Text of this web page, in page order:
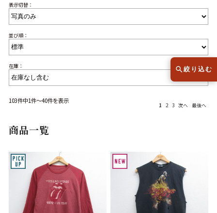
店舗一覧
全国7店舗・公式通販の比較 →
発送について 12時までのご注文で当日出荷！
5 ラルフローレン 大きいサイズ アニメ 8
Search by Brand ブランドから探す
表示切替：
並び順：
在庫：
103件中1件～40件を表示
1 2 3 次へ 最後へ
商品一覧
絞り込む